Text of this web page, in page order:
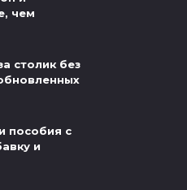
чем
столик без
пособия с
и